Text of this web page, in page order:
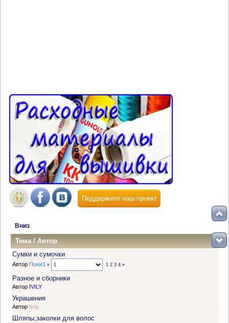
Поддержите наш проект
Вниз
Тема/Автор
Сумки и сумочки
Автор Пони1 « 1 2 3 4»
Разное и сборники
Автор IVILY
Украшения
Автор ledy
Шляпы,заколки для волос